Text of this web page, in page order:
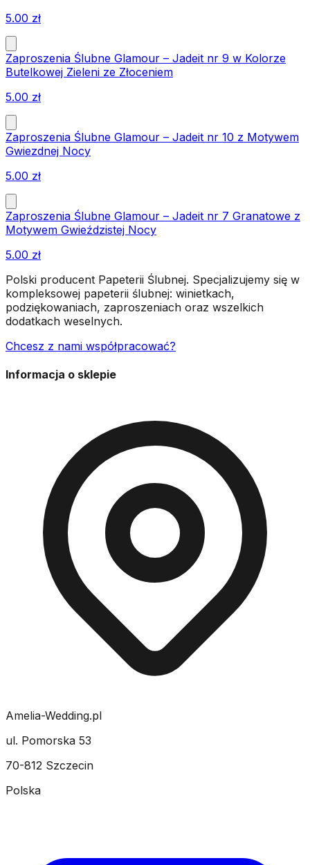
5.00 zł
Zaproszenia Ślubne Glamour – Jadeit nr 9 w Kolorze
Butelkowej Zieleni ze Złoceniem
5.00 zł
Zaproszenia Ślubne Glamour – Jadeit nr 10 z Motywem
Gwiezdnej Nocy
5.00 zł
Zaproszenia Ślubne Glamour – Jadeit nr 7 Granatowe z
Motywem Gwieździstej Nocy
5.00 zł
Polski producent Papeterii Ślubnej. Specjalizujemy się w
kompleksowej papeterii ślubnej: winietkach,
podziękowaniach, zaproszeniach oraz wszelkich
dodatkach weselnych.
Chcesz z nami współpracować?
Informacja o sklepie
Amelia-Wedding.pl
ul. Pomorska 53
70-812 Szczecin
Polska